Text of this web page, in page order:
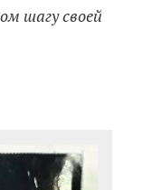
шагу своей